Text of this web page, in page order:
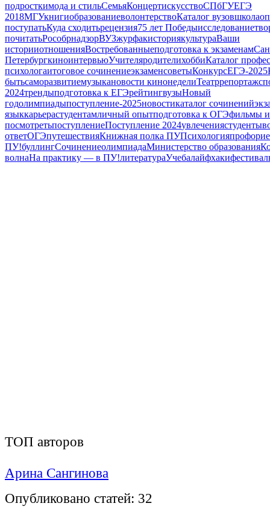
подросткимода и стильСемьяКонцертискусствоСПбГУЕГЭ
2018МГУкнигиобразованиеволонтерствоКаталог вузовшкола
поступатьКуда сходитьрецензия75 лет Победыисследование
почитатьРособрнадзорВУЗжурфакисториякультураВаши
историиотношенияВостребованныеподготовка к экзаменам
ПетербургкиноинтервьюУчителяродителихоббиКаталог
психологаитоговое сочинениеэкзаменсоветыКонкурсЕГЭ-2025
бытьсаморазвитиемузыкановости кинонеделиТеатррепортаж
2024трендыподготовка к ЕГЭрейтингвузыНовый
годолимпиадыпоступление-2025новостикаталог сочинений
языккарьерастудентамличный опытподготовка к ОГЭфильмы
посмотретьпоступлениеПоступление 2024увлечениястуденты
ответОГЭпутешествияКнижная полка ПУПсихология
ПУ!буллингСочинениеолимпиадаМинистерство образования
волнаНа практику — в ПУ!литератураУчебалайфхаки
ТОП авторов
Арина Сангинова
Опубликовано статей: 32